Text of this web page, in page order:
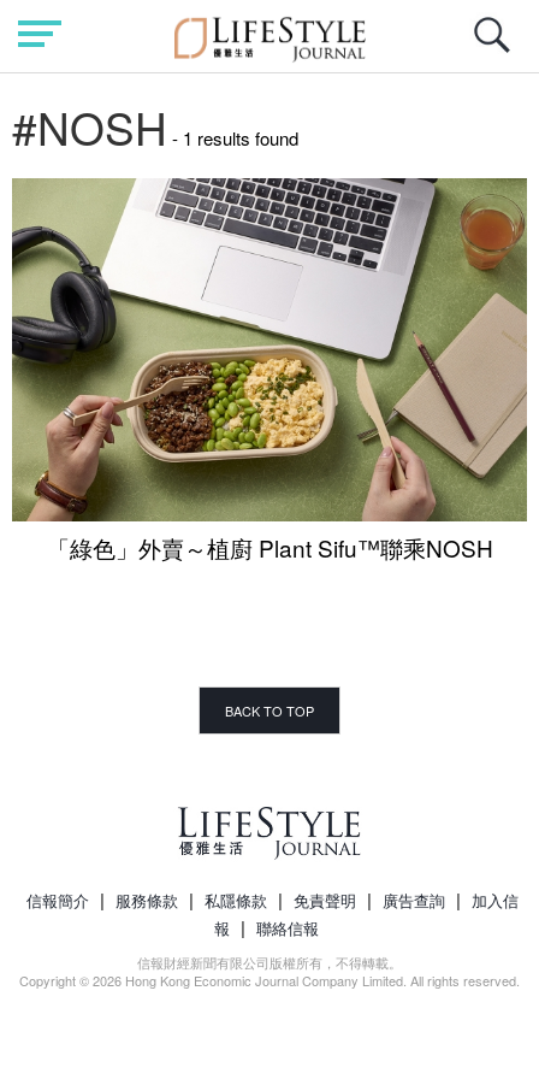
#NOSH - 1 results found
「綠色」外賣～植廚 Plant Sifu™聯乘NOSH
BACK TO TOP
信報簡介 | 服務條款 | 私隱條款 | 免責聲明 | 廣告查詢 | 加入信
報 | 聯絡信報
信報財經新聞有限公司版權所有，不得轉載。
Copyright © 2026 Hong Kong Economic Journal Company Limited. All rights reserved.